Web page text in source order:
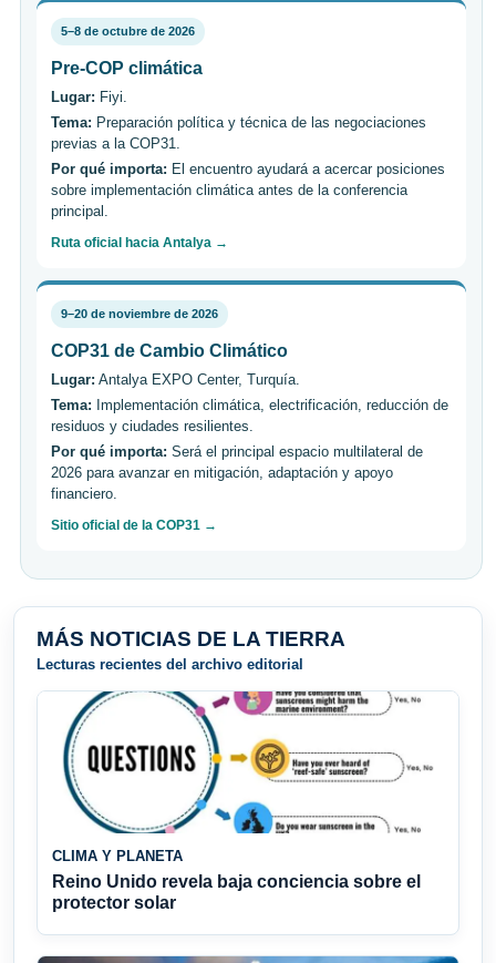
5–8 de octubre de 2026
Pre-COP climática
Lugar: Fiyi.
Tema: Preparación política y técnica de las negociaciones
previas a la COP31.
Por qué importa: El encuentro ayudará a acercar posiciones
sobre implementación climática antes de la conferencia
principal.
Ruta oficial hacia Antalya →
9–20 de noviembre de 2026
COP31 de Cambio Climático
Lugar: Antalya EXPO Center, Turquía.
Tema: Implementación climática, electrificación, reducción de
residuos y ciudades resilientes.
Por qué importa: Será el principal espacio multilateral de
2026 para avanzar en mitigación, adaptación y apoyo
financiero.
Sitio oficial de la COP31 →
MÁS NOTICIAS DE LA TIERRA
Lecturas recientes del archivo editorial
CLIMA Y PLANETA
Reino Unido revela baja conciencia sobre el
protector solar